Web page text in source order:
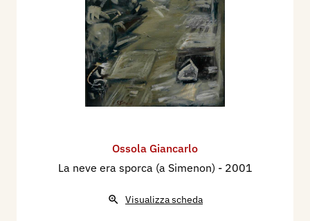
Ossola Giancarlo
La neve era sporca (a Simenon) - 2001
Visualizza scheda